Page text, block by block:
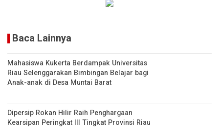
Baca Lainnya
Mahasiswa Kukerta Berdampak Universitas
Riau Selenggarakan Bimbingan Belajar bagi
Anak-anak di Desa Muntai Barat
Dipersip Rokan Hilir Raih Penghargaan
Kearsipan Peringkat III Tingkat Provinsi Riau